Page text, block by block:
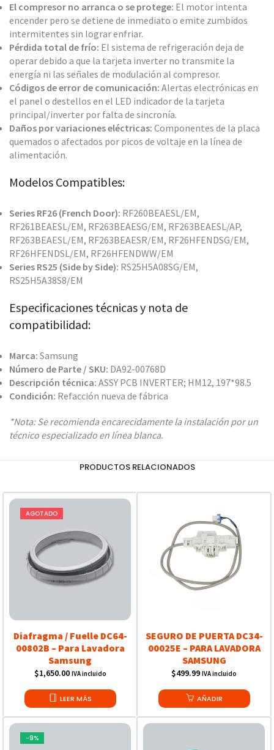
El compresor no arranca o se protege: El motor intenta
encender pero se detiene de inmediato o emite zumbidos
intermitentes sin lograr enfriar.
Pérdida total de frío: El sistema de refrigeración deja de
operar debido a que la tarjeta inverter no transmite la
energía ni las señales de modulación al compresor.
Códigos de error de comunicación: Alertas electrónicas en
el panel o destellos en el LED indicador de la tarjeta
principal/inverter por falta de sincronía.
Daños por variaciones eléctricas: Componentes de la placa
quemados o afectados por picos de voltaje en la línea de
alimentación.
Modelos Compatibles:
Series RF26 (French Door): RF260BEAESL/EM,
RF261BEAESL/EM, RF263BEAESG/EM, RF263BEAESL/AP,
RF263BEAESL/EM, RF263BEAESR/EM, RF26HFENDSG/EM,
RF26HFENDSL/EM, RF26HFENDWW/EM
Series RS25 (Side by Side): RS25H5A08SG/EM,
RS25H5A38S8/EM
Especificaciones técnicas y nota de
compatibilidad:
Marca: Samsung
Número de Parte / SKU: DA92-00768D
Descripción técnica: ASSY PCB INVERTER; HM12, 197*98.5
Condición: Refacción nueva de fábrica
*Nota: Se recomienda encarecidamente la instalación por un
técnico especializado en línea blanca.
PRODUCTOS RELACIONADOS
AGOTADO
Diafragma / Fuelle DC64-
00802B – Para Lavadora
Samsung
$1,650.00 IVA incluido
LEER MÁS
SEGURO DE PUERTA DC34-
00025E – PARA LAVADORA
SAMSUNG
$499.99 IVA incluido
AÑADIR
-9%